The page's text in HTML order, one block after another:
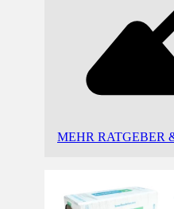
MEHR RATGEBER